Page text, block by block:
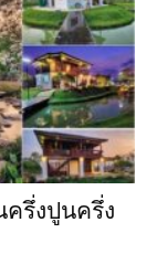
รึ่งปูนครึ่ง